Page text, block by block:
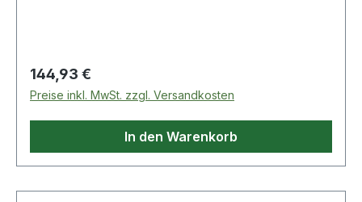
Regulärer Preis:
144,93 €
Preise inkl. MwSt. zzgl. Versandkosten
In den Warenkorb